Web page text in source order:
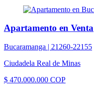
Apartamento en Venta
Bucaramanga | 21260-22155
Ciudadela Real de Minas
$ 470.000.000 COP